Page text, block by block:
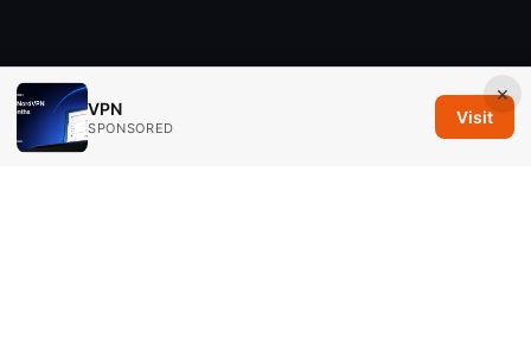
×
VPN
SPONSORED
Visit